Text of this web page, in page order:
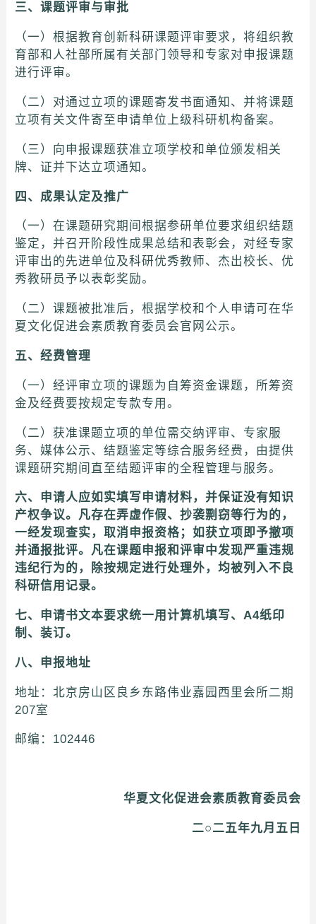
三、课题评审与审批
（一）根据教育创新科研课题评审要求，将组织教
育部和人社部所属有关部门领导和专家对申报课题
进行评审。
（二）对通过立项的课题寄发书面通知、并将课题
立项有关文件寄至申请单位上级科研机构备案。
（三）向申报课题获准立项学校和单位颁发相关
牌、证并下达立项通知。
四、成果认定及推广
（一）在课题研究期间根据参研单位要求组织结题
鉴定，并召开阶段性成果总结和表彰会，对经专家
评审出的先进单位及科研优秀教师、杰出校长、优
秀教研员予以表彰奖励。
（二）课题被批准后，根据学校和个人申请可在华
夏文化促进会素质教育委员会官网公示。
五、经费管理
（一）经评审立项的课题为自筹资金课题，所筹资
金及经费要按规定专款专用。
（二）获准课题立项的单位需交纳评审、专家服
务、媒体公示、结题鉴定等综合服务经费，由提供
课题研究期间直至结题评审的全程管理与服务。
六、申请人应如实填写申请材料，并保证没有知识
产权争议。凡存在弄虚作假、抄袭剽窃等行为的，
一经发现查实，取消申报资格；如获立项即予撤项
并通报批评。凡在课题申报和评审中发现严重违规
违纪行为的，除按规定进行处理外，均被列入不良
科研信用记录。
七、申请书文本要求统一用计算机填写、A4纸印
制、装订。
八、申报地址
地址：北京房山区良乡东路伟业嘉园西里会所二期
207室
邮编：102446
华夏文化促进会素质教育委员会
二○二五年九月五日